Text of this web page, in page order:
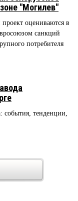
"Могилев"
оцениваются в
санкций
потребителя
события, тенденции,